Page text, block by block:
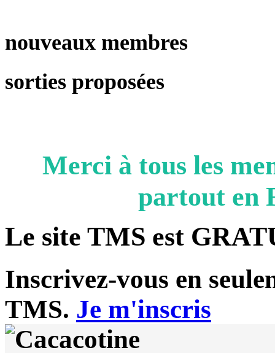
nouveaux membres
sorties proposées
Merci à tous les
partout en
Le site TMS est
Inscrivez-vous en
TMS. Je m'inscris